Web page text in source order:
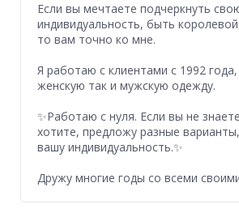
Если вы мечтаете подчеркнуть
индивидуальность, быть
то вам точно ко мне.
Я работаю с клиентами с 1992
женскую так и мужскую одежду.
✨Работаю с нуля. Если вы не
хотите, предложу разные
вашу индивидуальность.✨
Дружу многие годы со всеми